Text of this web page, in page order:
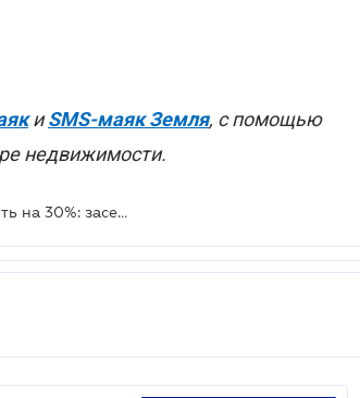
иSMS-маяк Земля, с помощью
недвижимости.
Стоимость растаможки авто планируют уменьшить на 30%: заседание Нацсовета реформ